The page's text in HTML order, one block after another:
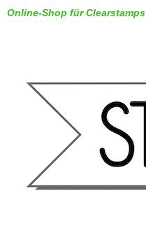
Online-Shop für Clearstamps